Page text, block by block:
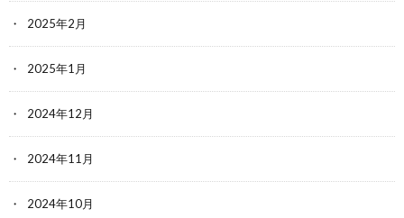
2025年2月
2025年1月
2024年12月
2024年11月
2024年10月